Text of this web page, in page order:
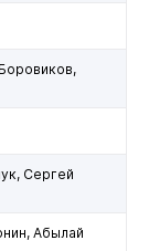
Сергей
Абылай